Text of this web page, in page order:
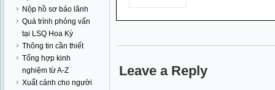
Nộp hồ sơ bảo lãnh
Quá trình phỏng vấn
tại LSQ Hoa Kỳ
Thông tin cần thiết
Tổng hợp kinh
nghiệm từ A-Z
Xuất cảnh cho người
Leave a Reply